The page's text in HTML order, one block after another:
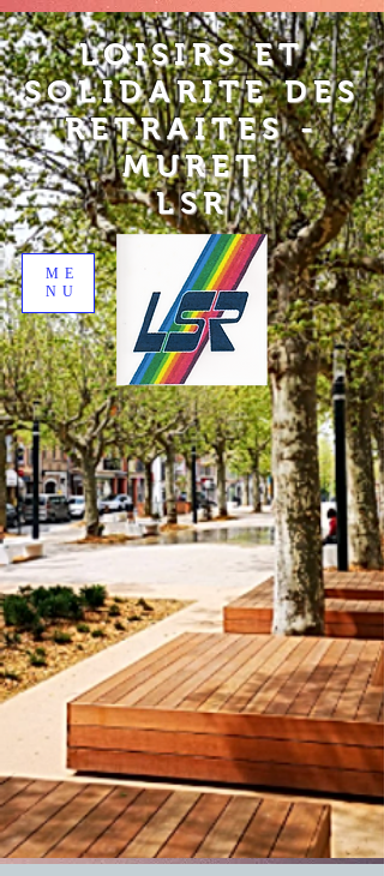
LOISIRS ET
SOLIDARITE DES
RETRAITES -
MURET
LSR
ME
NU